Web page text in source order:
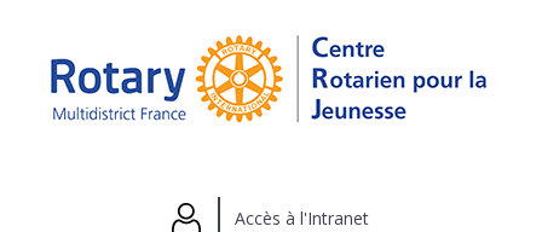
Accès à l'Intranet